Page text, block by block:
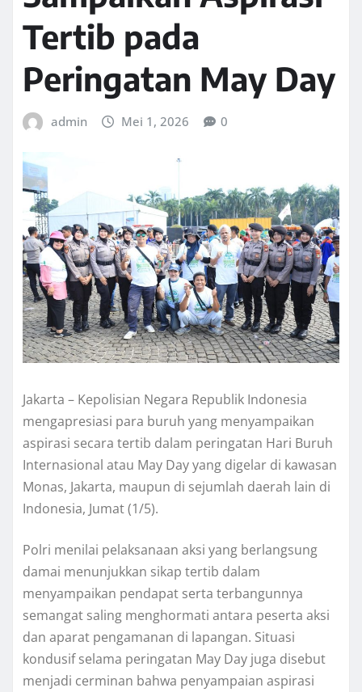
Tertib pada
Peringatan May Day
admin Mei 1, 2026 0
Jakarta – Kepolisian Negara Republik Indonesia
mengapresiasi para buruh yang menyampaikan
aspirasi secara tertib dalam peringatan Hari Buruh
Internasional atau May Day yang digelar di kawasan
Monas, Jakarta, maupun di sejumlah daerah lain di
Indonesia, Jumat (1/5).
Polri menilai pelaksanaan aksi yang berlangsung
damai menunjukkan sikap tertib dalam
menyampaikan pendapat serta terbangunnya
semangat saling menghormati antara peserta aksi
dan aparat pengamanan di lapangan. Situasi
kondusif selama peringatan May Day juga disebut
menjadi cerminan bahwa penyampaian aspirasi